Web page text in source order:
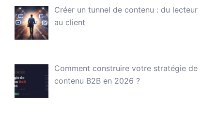
Créer un tunnel de contenu : du lecteur
au client
Comment construire votre stratégie de
contenu B2B en 2026 ?